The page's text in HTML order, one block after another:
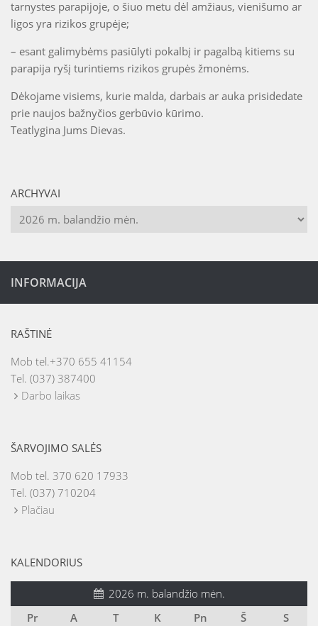
tarnystes parapijoje, o šiuo metu dėl amžiaus, vienišumo ar
ligos yra rizikos grupėje;
– esant galimybėms pasiūlyti pokalbį ir pagalbą kitiems su
parapija ryšį turintiems rizikos grupės žmonėms.
Dėkojame visiems, kurie malda, darbais ar auka prisidedate
prie naujos bažnyčios gerbūvio kūrimo.
Teatlygina Jums Dievas.
ARCHYVAI
Archyvai
INFORMACIJA
RAŠTINĖ
Mob tel.+370 655 41154
Tel. (037) 387400
Darbo laikas
ŠARVOJIMO SALĖS
Mob tel. 370 620 17933
Tel. (037) 710204
Plačiau
KALENDORIUS
2026 m. balandžio mėn.
Pr
A T K Pn Š
S